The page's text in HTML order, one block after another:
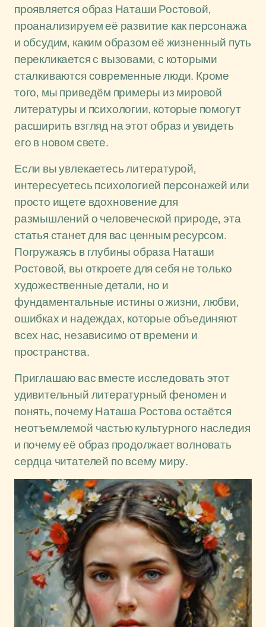
проявляется образ Наташи Ростовой,
проанализируем её развитие как персонажа
и обсудим, каким образом её жизненный путь
перекликается с вызовами, с которыми
сталкиваются современные люди. Кроме
того, мы приведём примеры из мировой
литературы и психологии, которые помогут
расширить взгляд на этот образ и увидеть
его в новом свете.
Если вы увлекаетесь литературой,
интересуетесь психологией персонажей или
просто ищете вдохновение для
размышлений о человеческой природе, эта
статья станет для вас ценным ресурсом.
Погружаясь в глубины образа Наташи
Ростовой, вы откроете для себя не только
художественные детали, но и
фундаментальные истины о жизни, любви,
ошибках и надеждах, которые объединяют
всех нас, независимо от времени и
пространства.
Приглашаю вас вместе исследовать этот
удивительный литературный феномен и
понять, почему Наташа Ростова остаётся
неотъемлемой частью культурного наследия
и почему её образ продолжает волновать
сердца читателей по всему миру.